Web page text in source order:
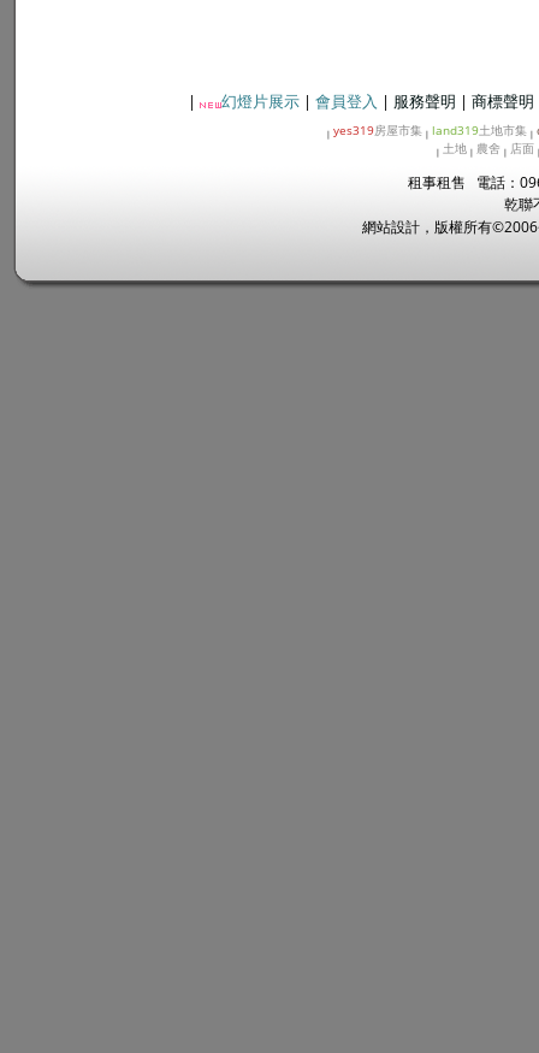
| 幻燈片展示 | 會員登入 | 服務聲明 | 商標聲明
| yes319房屋市集 | land319土地市集 |
| 土地 | 農舍 | 店面
租事租售 電話：
乾聯
網站設計，版權所有